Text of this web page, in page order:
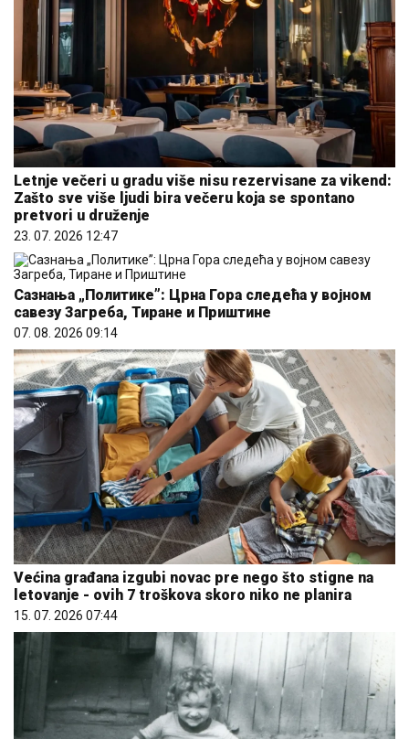
Letnje večeri u gradu više nisu rezervisane za vikend:
Zašto sve više ljudi bira večeru koja se spontano
pretvori u druženje
23. 07. 2026 12:47
Сазнања „Политике”: Црна Гора следећа у војном
савезу Загреба, Тиране и Приштине
07. 08. 2026 09:14
Većina građana izgubi novac pre nego što stigne na
letovanje - ovih 7 troškova skoro niko ne planira
15. 07. 2026 07:44